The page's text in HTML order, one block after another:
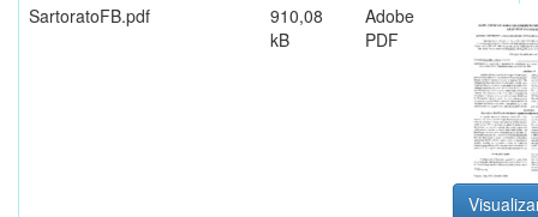
SartoratoFB.pdf
910,08
kB
Adobe
PDF